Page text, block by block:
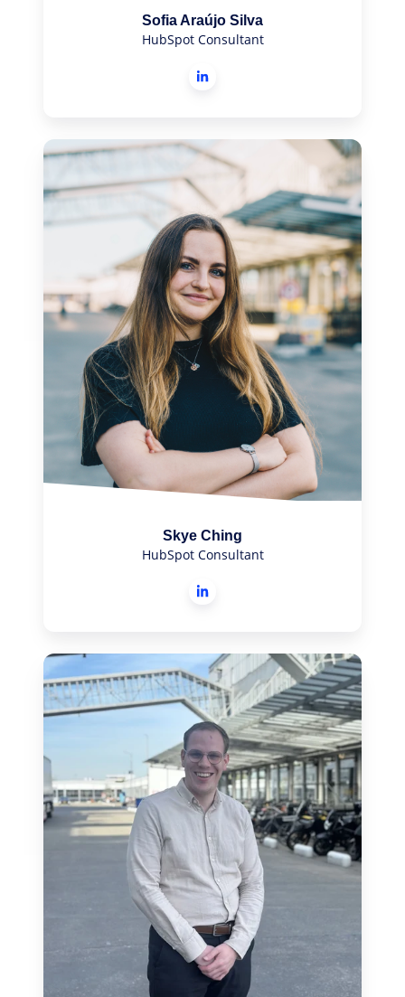
Sofia Araújo Silva
HubSpot Consultant
Skye Ching
HubSpot Consultant